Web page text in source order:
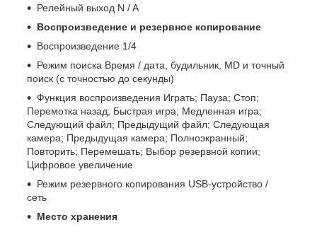
Релейный выход N / A
Воспроизведение и резервное копирование
Воспроизведение 1/4
Режим поиска Время / дата, будильник, MD и точный
поиск (с точностью до секунды)
Функция воспроизведения Играть; Пауза; Стоп;
Перемотка назад; Быстрая игра; Медленная игра;
Следующий файл; Предыдущий файл; Следующая
камера; Предыдущая камера; Полноэкранный;
Повторить; Перемешать; Выбор резервной копии;
Цифровое увеличение
Режим резервного копирования USB-устройство /
сеть
Место хранения